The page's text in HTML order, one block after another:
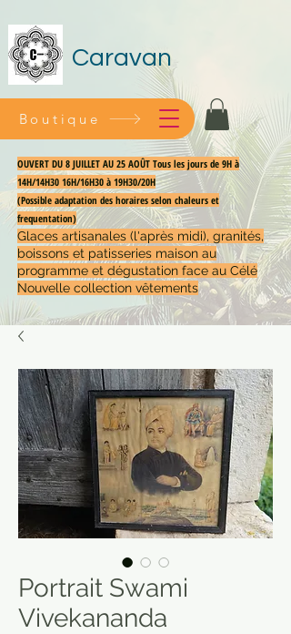
Caravan
OUVERT DU 8 JUILLET AU 25 AOÛT Tous les jours de 9H à
14H/14H30 16H/16H30 à 19H30/20H
(Possible adaptation des horaires selon chaleurs et
frequentation)
Glaces artisanales (l'après midi), granités,
boissons et patisseries maison au
programme et dégustation face au Célé
Nouvelle collection vêtements
Boutique
Portrait Swami
Vivekananda